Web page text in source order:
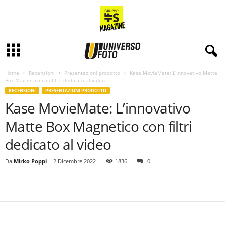
Home Recensioni Presentazioni prodotto
Kase MovieMate: L’innovativo Matte
Box Magnetico con filtri dedicato al video
RECENSIONI PRESENTAZIONI PRODOTTO
Kase MovieMate: L’innovativo
Matte Box Magnetico con filtri
dedicato al video
Da Mirko Poppi - 2 Dicembre 2022 1836 0